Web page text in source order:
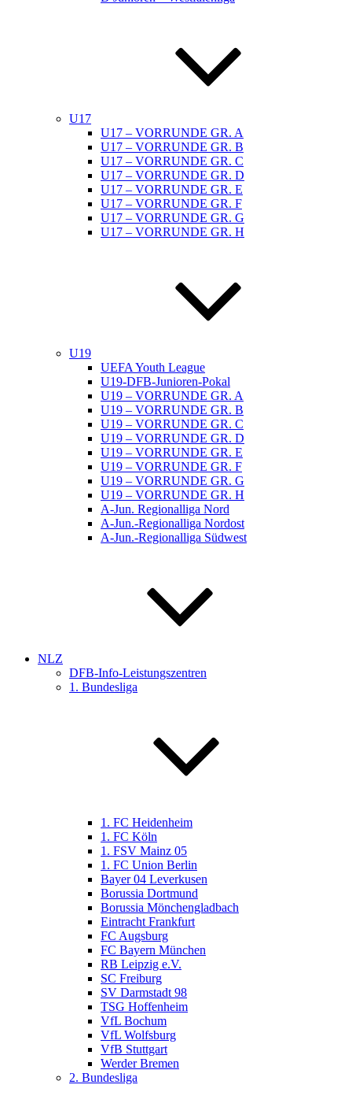
U17
U17 – VORRUNDE GR. A
U17 – VORRUNDE GR. B
U17 – VORRUNDE GR. C
U17 – VORRUNDE GR. D
U17 – VORRUNDE GR. E
U17 – VORRUNDE GR. F
U17 – VORRUNDE GR. G
U17 – VORRUNDE GR. H
U19
UEFA Youth League
U19-DFB-Junioren-Pokal
U19 – VORRUNDE GR. A
U19 – VORRUNDE GR. B
U19 – VORRUNDE GR. C
U19 – VORRUNDE GR. D
U19 – VORRUNDE GR. E
U19 – VORRUNDE GR. F
U19 – VORRUNDE GR. G
U19 – VORRUNDE GR. H
A-Jun. Regionalliga Nord
A-Jun.-Regionalliga Nordost
A-Jun.-Regionalliga Südwest
NLZ
DFB-Info-Leistungszentren
1. Bundesliga
1. FC Heidenheim
1. FC Köln
1. FSV Mainz 05
1. FC Union Berlin
Bayer 04 Leverkusen
Borussia Dortmund
Borussia Mönchengladbach
Eintracht Frankfurt
FC Augsburg
FC Bayern München
RB Leipzig e.V.
SC Freiburg
SV Darmstadt 98
TSG Hoffenheim
VfL Bochum
VfL Wolfsburg
VfB Stuttgart
Werder Bremen
2. Bundesliga